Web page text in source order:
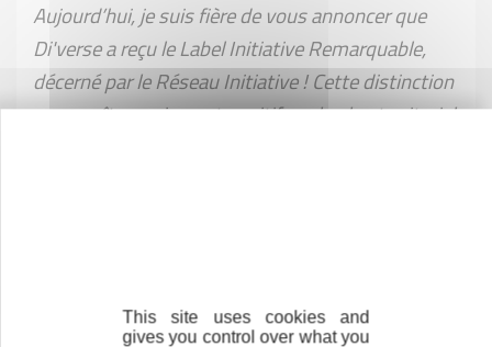
Aujourd’hui, je suis fière de vous annoncer que
Di'verse a reçu le Label Initiative Remarquable,
décerné par le Réseau Initiative ! Cette distinction
reconnaît mon impact positif sur le plan territorial,
Ce label n'est pas qu’une reconnaissance. C’est un
peu comme une médaille que l’on décroche après
This site uses cookies and
gives you control over what you